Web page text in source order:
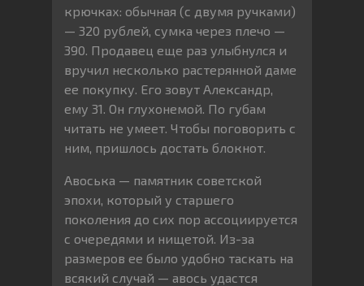
крючках: обычная (с двумя ручками)
— 320 рублей, сумка через плечо —
390. Продавец еще раз улыбнулся и
вручил несколько растерянной даме
ее покупку. Его зовут Александр,
ему 31. Он глухонемой. По губам
читать не умеет. Чтобы поговорить с
ним, пришлось достать блокнот.
Авоська — памятник советской
эпохи, который у старшего
поколения до сих пор ассоциируется
с очередями и нищетой. Из-за
размеров ее было удобно таскать на
всякий случай — авось удастся